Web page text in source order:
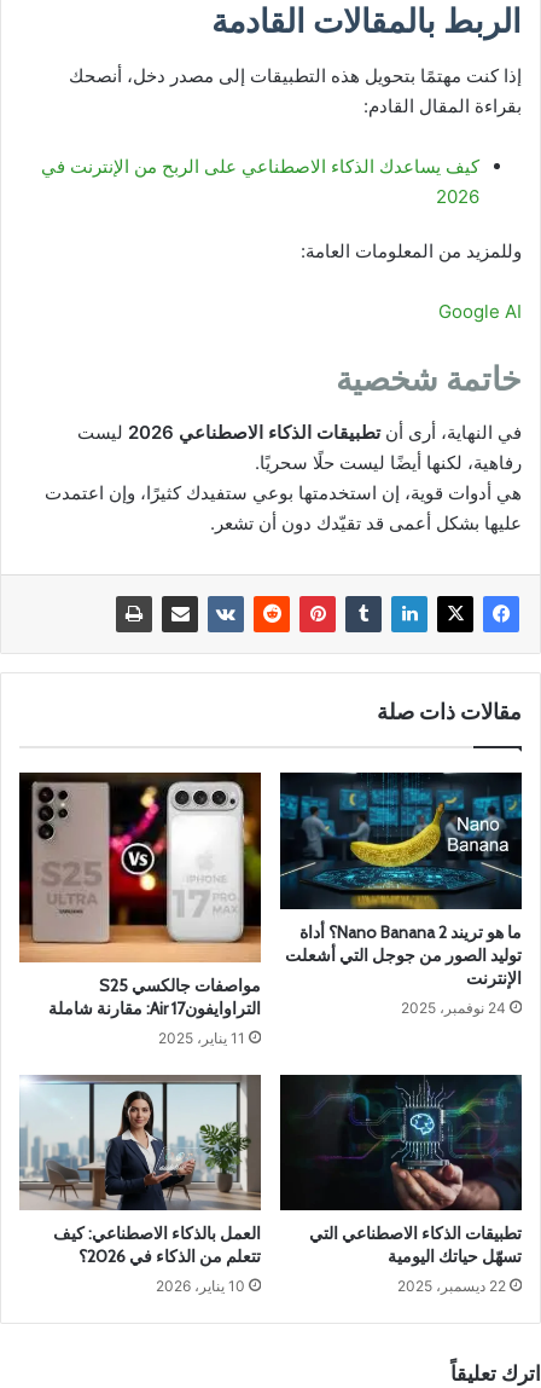
الربط بالمقالات القادمة
إذا كنت مهتمًا بتحويل هذه التطبيقات إلى مصدر دخل، أنصحك
بقراءة المقال القادم:
كيف يساعدك الذكاء الاصطناعي على الربح من الإنترنت في
2026
وللمزيد من المعلومات العامة:
Google AI
خاتمة شخصية
في النهاية، أرى أنتطبيقات الذكاء الاصطناعي 2026
ليست
رفاهية، لكنها أيضًا ليست حلًا سحريًا.
هي أدوات قوية، إن استخدمتها بوعي ستفيدك كثيرًا، وإن اعتمدت
عليها بشكل أعمى قد تقيّدك دون أن تشعر.
مقالات ذات صلة
ما هو تريند Nano Banana 2؟ أداة
توليد الصور من جوجل التي أشعلت
الإنترنت
24 نوفمبر، 2025
مواصفات جالكسي S25
التراوايفونAir 17: مقارنة شاملة
11 يناير، 2025
تطبيقات الذكاء الاصطناعي التي
تسهّل حياتك اليومية
22 ديسمبر، 2025
العمل بالذكاء الاصطناعي: كيف
تتعلم من الذكاء في 2026؟
10 يناير، 2026
اترك تعليقاً